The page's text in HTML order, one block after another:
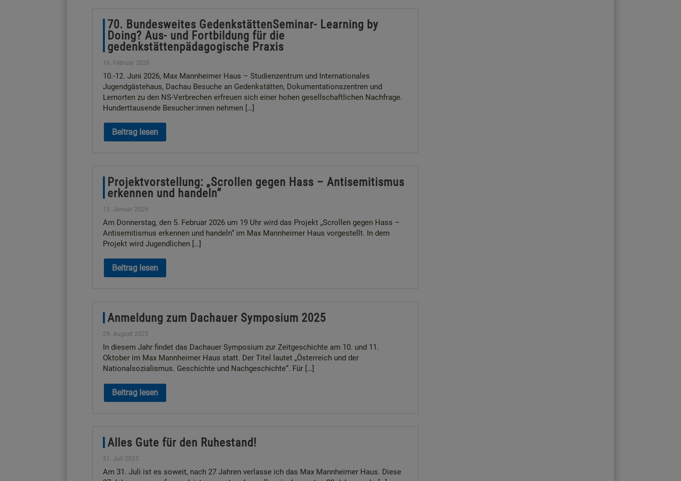
70. Bundesweites GedenkstättenSeminar- Learning by
Doing? Aus- und Fortbildung für die
gedenkstättenpädagogische Praxis
16. Februar 2026
10.-12. Juni 2026, Max Mannheimer Haus – Studienzentrum und Internationales
Jugendgästehaus, Dachau Besuche an Gedenkstätten, Dokumentationszentren und
Lernorten zu den NS-Verbrechen erfreuen sich einer hohen gesellschaftlichen Nachfrage.
Hunderttausende Besucher:innen nehmen […]
Beitrag lesen
Projektvorstellung: „Scrollen gegen Hass – Antisemitismus
erkennen und handeln“
13. Januar 2026
Am Donnerstag, den 5. Februar 2026 um 19 Uhr wird das Projekt „Scrollen gegen Hass –
Antisemitismus erkennen und handeln“ im Max Mannheimer Haus vorgestellt. In dem
Projekt wird Jugendlichen […]
Beitrag lesen
Anmeldung zum Dachauer Symposium 2025
29. August 2025
In diesem Jahr findet das Dachauer Symposium zur Zeitgeschichte am 10. und 11.
Oktober im Max Mannheimer Haus statt. Der Titel lautet „Österreich und der
Nationalsozialismus. Geschichte und Nachgeschichte“. Für […]
Beitrag lesen
Alles Gute für den Ruhestand!
31. Juli 2025
Am 31. Juli ist es soweit, nach 27 Jahren verlasse ich das Max Mannheimer Haus. Diese